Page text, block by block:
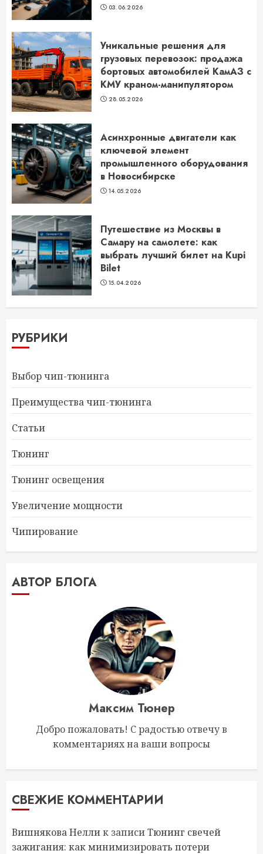
03.06.2026
Уникальные решения для
грузовых перевозок: продажа
бортовых автомобилей КамАЗ с
КМУ краном-манипулятором
28.05.2026
Асинхронные двигатели как
ключевой элемент
промышленного оборудования
в Новосибирске
14.05.2026
Путешествие из Москвы в
Самару на самолете: как
выбрать лучший билет на Kupi
Bilet
15.04.2026
РУБРИКИ
Выбор чип-тюнинга
Преимущества чип-тюнинга
Статьи
Тюнинг
Тюнинг освещения
Увеличение мощности
Чипирование
АВТОР БЛОГА
Максим Тюнер
Добро пожаловать! С радостью отвечу в
комментариях на ваши вопросы
СВЕЖИЕ КОММЕНТАРИИ
Вишнякова Неллик записиТюнинг свечей
зажигания: как минимизировать потери